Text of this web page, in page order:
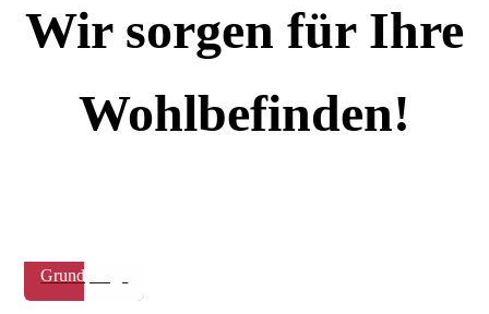
Wir sorgen für Ihre
Wohlbefinden!
Grundpflege